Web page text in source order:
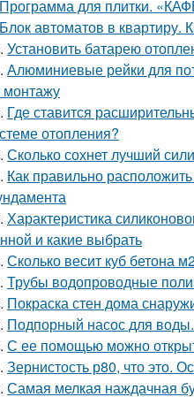
Программа для плитки.
Блок автоматов в квартиру.
Установить батарею
Алюминиевые рейки для
монтажу
Где ставится
отопления?
Сколько сохнет лучший
Как правильно
Характеристика
и какие выбрать
Сколько весит куб бетона
Трубы водопроводные
Покраска стен дома
Подпорный насос для
С ее помощью можно
Зернистость р80, что это.
Самая мелкая наждачная